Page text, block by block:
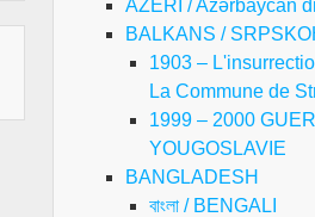
AZERI / Azərbaycan
BALKANS /
1903 –
La Commune de
1999 – 2000
YOUGOSLAVIE
BANGLADESH
বাংলা / BENGALI